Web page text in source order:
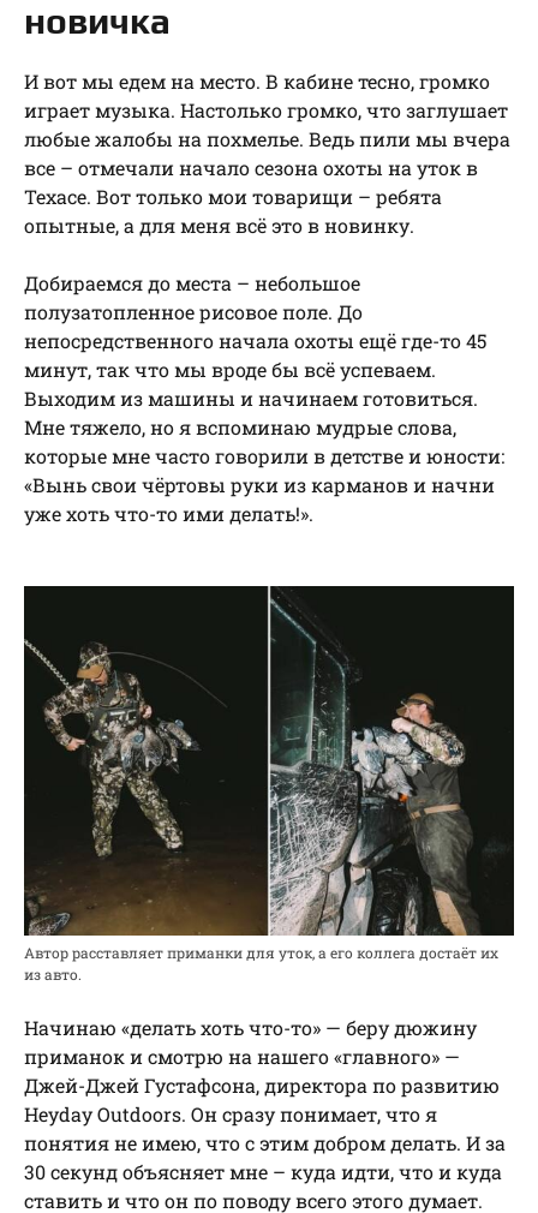
новичка
И вот мы едем на место. В кабине тесно, громко
играет музыка. Настолько громко, что заглушает
любые жалобы на похмелье. Ведь пили мы вчера
все – отмечали начало сезона охоты на уток в
Техасе. Вот только мои товарищи – ребята
опытные, а для меня всё это в новинку.
Добираемся до места – небольшое
полузатопленное рисовое поле. До
непосредственного начала охоты ещё где-то 45
минут, так что мы вроде бы всё успеваем.
Выходим из машины и начинаем готовиться.
Мне тяжело, но я вспоминаю мудрые слова,
которые мне часто говорили в детстве и юности:
«Вынь свои чёртовы руки из карманов и начни
уже хоть что-то ими делать!».
Автор расставляет приманки для уток, а его коллега достаёт их
из авто.
Начинаю «делать хоть что-то» — беру дюжину
приманок и смотрю на нашего «главного» —
Джей-Джей Густафсона, директора по развитию
Heyday Outdoors. Он сразу понимает, что я
понятия не имею, что с этим добром делать. И за
30 секунд объясняет мне – куда идти, что и куда
ставить и что он по поводу всего этого думает.